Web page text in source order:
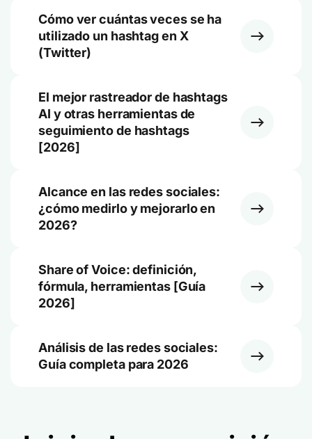
Cómo ver cuántas veces se ha
utilizado un hashtag en X
(Twitter)
El mejor rastreador de hashtags
AI y otras herramientas de
seguimiento de hashtags
[2026]
Alcance en las redes sociales:
¿cómo medirlo y mejorarlo en
2026?
Share of Voice: definición,
fórmula, herramientas [Guía
2026]
Análisis de las redes sociales:
Guía completa para 2026